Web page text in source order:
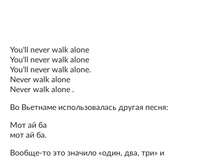
You'll never walk alone
You'll never walk alone
You'll never walk alone.
Never walk alone
Never walk alone .
Во Вьетнаме использовалась другая песня:
Мот ай ба
мот ай ба.
Вообще-то это значило «один, два, три» и